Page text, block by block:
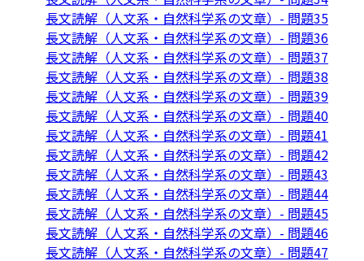
長文読解（人文系・自然科学系の文章）- 問題35
長文読解（人文系・自然科学系の文章）- 問題36
長文読解（人文系・自然科学系の文章）- 問題37
長文読解（人文系・自然科学系の文章）- 問題38
長文読解（人文系・自然科学系の文章）- 問題39
長文読解（人文系・自然科学系の文章）- 問題40
長文読解（人文系・自然科学系の文章）- 問題41
長文読解（人文系・自然科学系の文章）- 問題42
長文読解（人文系・自然科学系の文章）- 問題43
長文読解（人文系・自然科学系の文章）- 問題44
長文読解（人文系・自然科学系の文章）- 問題45
長文読解（人文系・自然科学系の文章）- 問題46
長文読解（人文系・自然科学系の文章）- 問題47